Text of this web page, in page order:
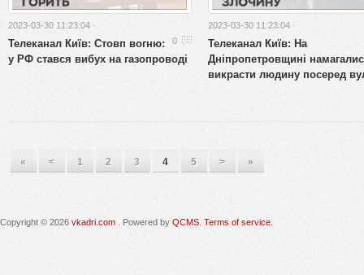
2023-03-30 11:23:04 ·
0
Телеканал Київ: Стовп вогню:
у РФ стався вибух на газопроводі
2023-03-30 11:23:04 ·
Телеканал Київ: На
Дніпропетровщині
викрасти людину посеред
« < 1 2 3 4 5 > »
Copyright © 2026 vkadri.com . Powered by QCMS Terms of service.